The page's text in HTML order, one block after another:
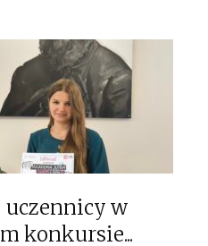
uczennicy w
konkursie...